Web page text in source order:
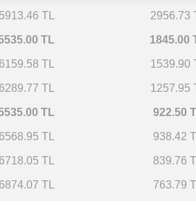
5913.46 TL 2956.73
TL 1845.00
6159.58 TL 1539.90
6289.77 TL 1257.95
TL 922.50
6568.95 TL 938.42
6718.05 TL 839.76
6874.07 TL 763.79